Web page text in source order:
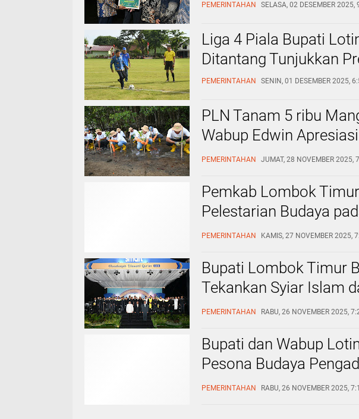
PEMERINTAHAN SELASA, 02 DESEMBER 2025,
Liga 4 Piala Bupati
Ditantang Tunjukkan
PEMERINTAHAN SENIN, 01 DESEMBER 2025,
PLN Tanam 5 ribu
Wabup Edwin
Energy’
PEMERINTAHAN JUMAT, 28 NOVEMBER 2025,
Pemkab Lombok
Pelestarian Budaya
Pringgasela Selatan
PEMERINTAHAN KAMIS, 27 NOVEMBER 2025,
Bupati Lombok Timur
Tekankan Syiar Islam
Qurani
PEMERINTAHAN RABU, 26 NOVEMBER 2025,
Bupati dan Wabup
Pesona Budaya
Hujan Tak Padamkan
PEMERINTAHAN RABU, 26 NOVEMBER 2025,